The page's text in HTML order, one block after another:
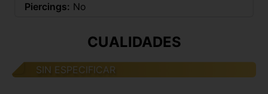
Piercings: No
CUALIDADES
SIN ESPECIFICAR